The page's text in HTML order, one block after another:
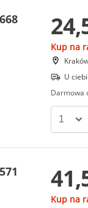
Kup na
U
Darmowa
Kup na